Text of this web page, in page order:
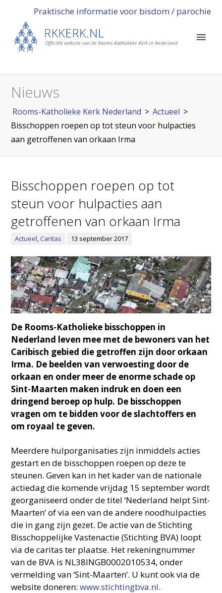
Praktische informatie voor bisdom / parochie
Nieuws
Rooms-Katholieke Kerk Nederland > Actueel >
Bisschoppen roepen op tot steun voor hulpacties
aan getroffenen van orkaan Irma
Bisschoppen roepen op tot
steun voor hulpacties aan
getroffenen van orkaan Irma
Actueel,Caritas 13 september 2017
De Rooms-Katholieke bisschoppen in
Nederland leven mee met de bewoners van het
Caribisch gebied die getroffen zijn door orkaan
Irma. De beelden van verwoesting door de
orkaan en onder meer de enorme schade op
Sint-Maarten maken indruk en doen een
dringend beroep op hulp. De bisschoppen
vragen om te bidden voor de slachtoffers en
om royaal te geven.
Meerdere hulporganisaties zijn inmiddels acties
gestart en de bisschoppen roepen op deze te
steunen. Geven kan in het kader van de nationale
actiedag die komende vrijdag 15 september wordt
georganiseerd onder de titel ‘Nederland helpt Sint-
Maarten’ of via een van de andere noodhulpacties
die in gang zijn gezet. De actie van de Stichting
Bisschoppelijke Vastenactie (Stichting BVA) loopt
via de caritas ter plaatse. Het rekeningnummer
van de BVA is NL38INGB0002010534, onder
vermelding van ‘Sint-Maarten’. U kunt ook via de
website doneren:www.stichtingbva.nl.